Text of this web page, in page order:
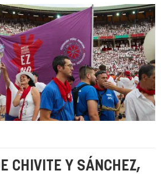
CHIVITE Y SÁNCHEZ,